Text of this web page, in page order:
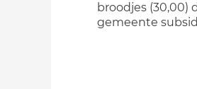
broodjes (30,00)
gemeente